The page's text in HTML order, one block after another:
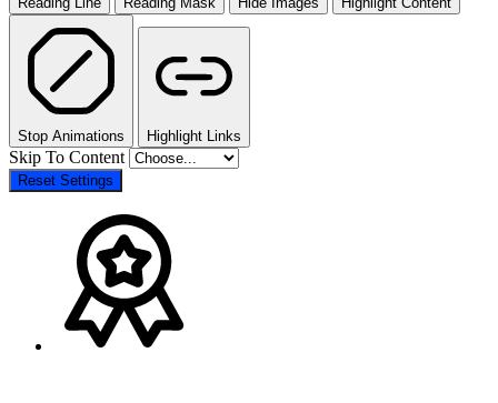
Stop Animations Highlight Links
Skip To Content
Reset Settings